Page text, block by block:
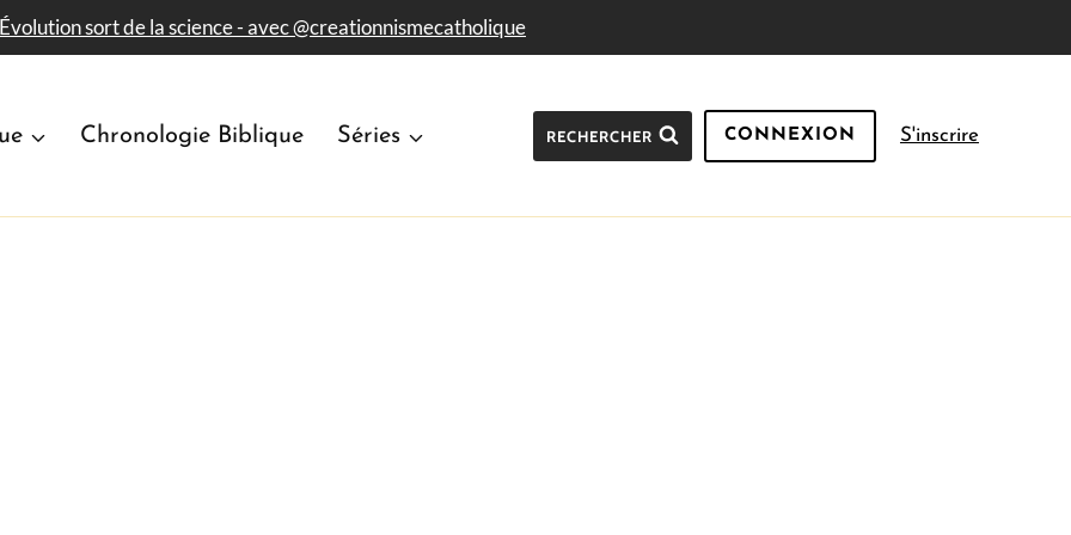
sort de la science - avec​ @creationnismecatholique
Chronologie Biblique Séries RECHERCHER CONNEXION S'inscrire